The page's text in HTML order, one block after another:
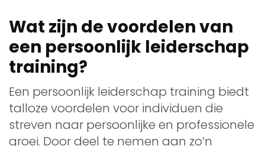
Wat zijn de voordelen van
een persoonlijk leiderschap
training?
Een persoonlijk leiderschap training biedt
talloze voordelen voor individuen die
streven naar persoonlijke en professionele
groei. Door deel te nemen aan zo’n